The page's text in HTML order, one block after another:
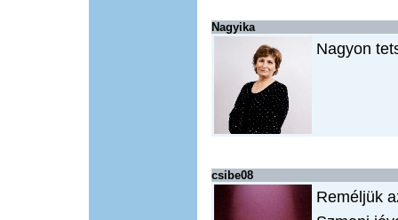
Nagyika
Nagyon
csibe08
Reméljük